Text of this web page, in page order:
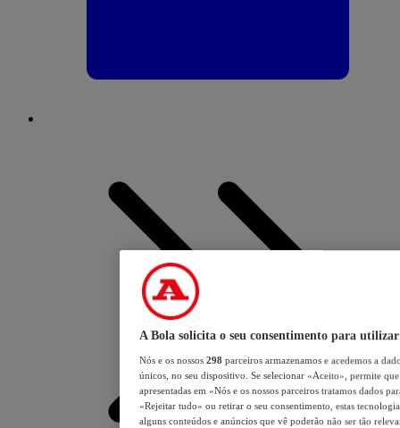
A Bola solicita o seu consentimento para utilizar
Nós e os nossos 298 parceiros armazenamos e acedemos a
únicos, no seu dispositivo. Se selecionar «Aceito», permite
apresentadas em «Nós e os nossos parceiros tratamos dados
«Rejeitar tudo» ou retirar o seu consentimento, estas
alguns conteúdos e anúncios que vê poderão não ser tão